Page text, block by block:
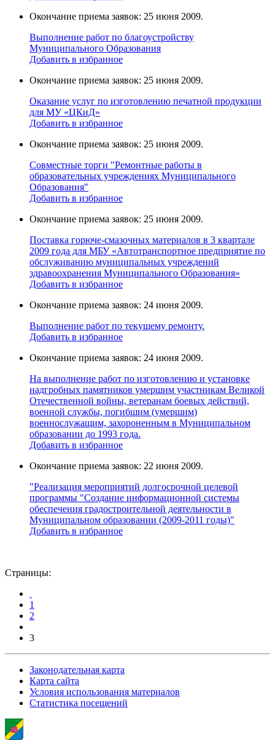
Окончание приема заявок: 25 июня 2009.
Выполнение работ по благоустройству
Муниципального Образования
Добавить в избранное
Окончание приема заявок: 25 июня 2009.
Оказание услуг по изготовлению печатной продукции
для МУ «ЦКиД»
Добавить в избранное
Окончание приема заявок: 25 июня 2009.
Cовместные торги "Ремонтные работы в
образовательных учреждениях Муниципального
Образования"
Добавить в избранное
Окончание приема заявок: 25 июня 2009.
Поставка горюче-смазочных материалов в 3 квартале
2009 года для МБУ «Автотранспортное предприятие по
обслуживанию муниципальных учреждений
здравоохранения Муниципального Образования»
Добавить в избранное
Окончание приема заявок: 24 июня 2009.
Выполнение работ по текущему ремонту.
Добавить в избранное
Окончание приема заявок: 24 июня 2009.
На выполнение работ по изготовлению и установке
надгробных памятников умершим участникам Великой
Отечественной войны, ветеранам боевых действий,
военной службы, погибшим (умершим)
военнослужащим, захороненным в Муниципальном
образовании до 1993 года.
Добавить в избранное
Окончание приема заявок: 22 июня 2009.
"Реализация мероприятий долгосрочной целевой
программы "Создание информационной системы
обеспечения градостроительной деятельности в
Муниципальном образовании (2009-2011 годы)"
Добавить в избранное
Страницы:
1
2
3
Законодательная карта
Карта сайта
Условия использования материалов
Статистика посещений